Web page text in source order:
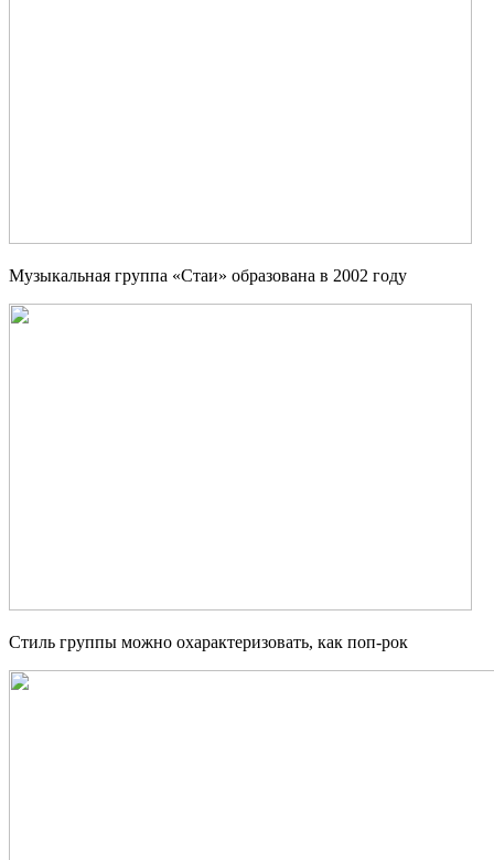
Музыкальная группа «Стаи» образована в 2002 году
Стиль группы можно охарактеризовать, как поп-рок